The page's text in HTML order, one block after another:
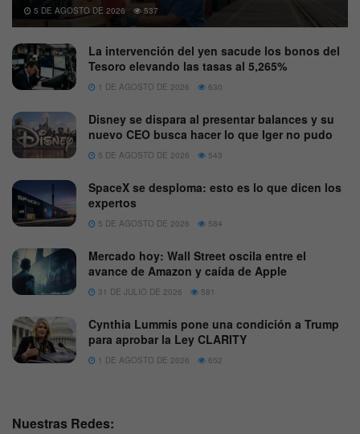
5 DE AGOSTO DE 2026 537
La intervención del yen sacude los bonos del
Tesoro elevando las tasas al 5,265%
1 DE AGOSTO DE 2026 630
Disney se dispara al presentar balances y su
nuevo CEO busca hacer lo que Iger no pudo
5 DE AGOSTO DE 2026 543
SpaceX se desploma: esto es lo que dicen los
expertos
5 DE AGOSTO DE 2026 584
Mercado hoy: Wall Street oscila entre el
avance de Amazon y caída de Apple
31 DE JULIO DE 2026 581
Cynthia Lummis pone una condición a Trump
para aprobar la Ley CLARITY
1 DE AGOSTO DE 2026 652
Nuestras Redes: